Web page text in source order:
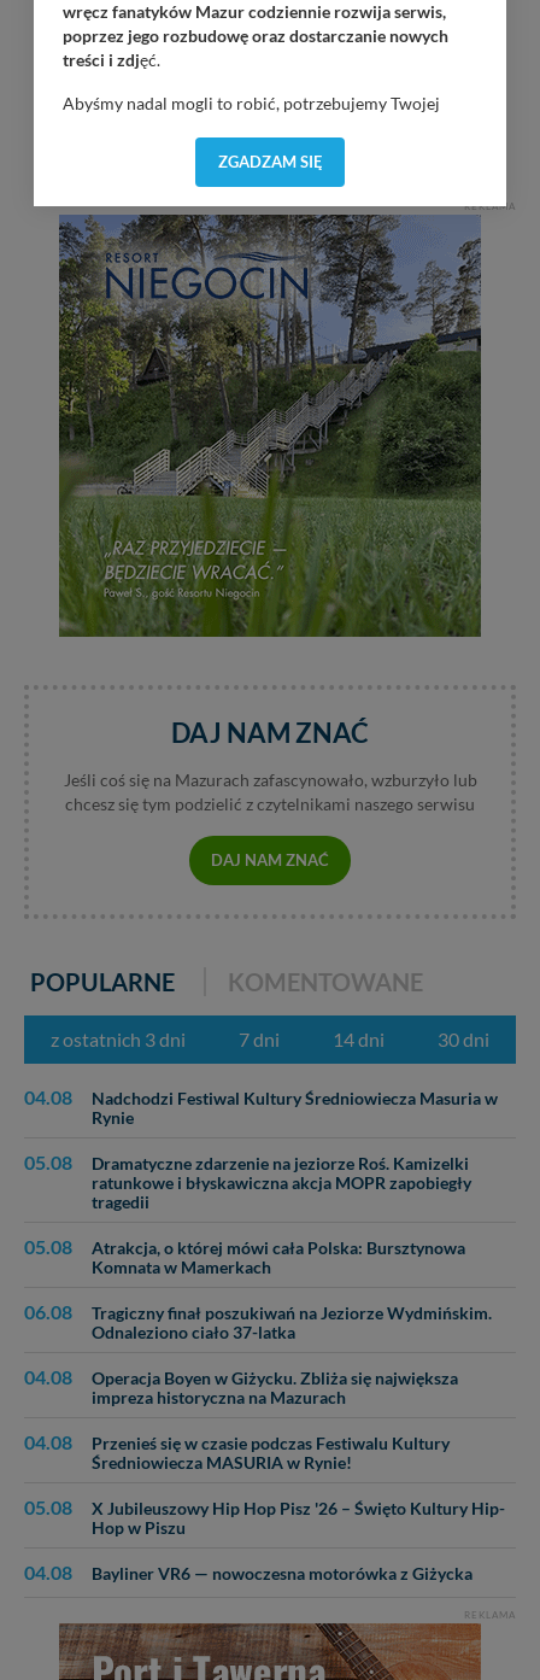
Dolaroova
Wilkasy / Port AZS Wilkasy / 21:00
Górkło / Marina Górkło / 21:00
REKLAMA
DAJ NAM ZNAĆ
Jeśli coś się na Mazurach zafascynowało, wzburzyło lub
chcesz się tym podzielić z czytelnikami naszego serwisu
DAJ NAM ZNAĆ
POPULARNE KOMENTOWANE
z ostatnich 3 dni 7 dni 14 dni 30 dni
04.08
Nadchodzi Festiwal Kultury Średniowiecza Masuria w
Rynie
05.08
Dramatyczne zdarzenie na jeziorze Roś. Kamizelki
ratunkowe i błyskawiczna akcja MOPR zapobiegły
tragedii
05.08
Atrakcja, o której mówi cała Polska: Bursztynowa
Komnata w Mamerkach
06.08
Tragiczny finał poszukiwań na Jeziorze Wydmińskim.
Odnaleziono ciało 37-latka
04.08
Operacja Boyen w Giżycku. Zbliża się największa
impreza historyczna na Mazurach
04.08
Przenieś się w czasie podczas Festiwalu Kultury
Średniowiecza MASURIA w Rynie!
05.08
X Jubileuszowy Hip Hop Pisz '26 – Święto Kultury Hip-
Hop w Piszu
04.08 Bayliner VR6 — nowoczesna motorówka z Giżycka
REKLAMA
wręcz fanatyków Mazur codziennie rozwija serwis,
poprzez jego rozbudowę oraz dostarczanie nowych
treści i zdjęć.
Abyśmy nadal mogli to robić, potrzebujemy Twojej
dostosować do Twoich preferencji. Twoje dane (w tym
pliki cookies) będą zapisywane w celu usprawnienia
wyszukania, ulubione miejsca, logowania, itp).
Bezpieczeństwo Twoich danych jest dla nas
priorytetowe, bez poinformowania Ciebie nie będziemy
zmieniać zakresu naszych uprawnień. Twoje dane są u
nas bezpieczne, jeśli masz wątpliwości co do naszych
intencji, zawsze możesz wycofać swoją zgodę. Więcej
informacji uzyskach w naszejPolityce Prywatności
Klikając znak X lub przycisk PRZEJDŹ DO SERWISU
wyrażasz zgodę na przetwarzanie Twoich danych.
Nasz serwis nie wykorzystuje oraz nie udostępnia
Twoich danych innym podmiotom oraz osobom
trzecim. Wyjątkiem jest sytuacja, gdy przekazanie
Twoich danych jest elementem usługi (przekazanie
danych z formularza kontaktowego, przekazanie danych
w przypadku rezerwacji usług typu: nocleg, czartery,
itp). Więcej informacji o zasadach i funkcjonalności
serwisu wRegulaminie Serwisu
Wiejska 17, 11-500 Giżycko. Możesz z nami
skontaktować się za pośrednictwem tejstrony
W każdej chwili możesz: zażądać dostępu do swoich
danych, zażądać ich poprawienia lub usunięcia,
zabronić ich przetwarzania. Pamiętaj jednak, że nie
zawsze jest możliwe techniczne zrealizowanie Twoich
praw w odniesieniu do informacji zawartych w plikach
ZGADZAM SIĘ